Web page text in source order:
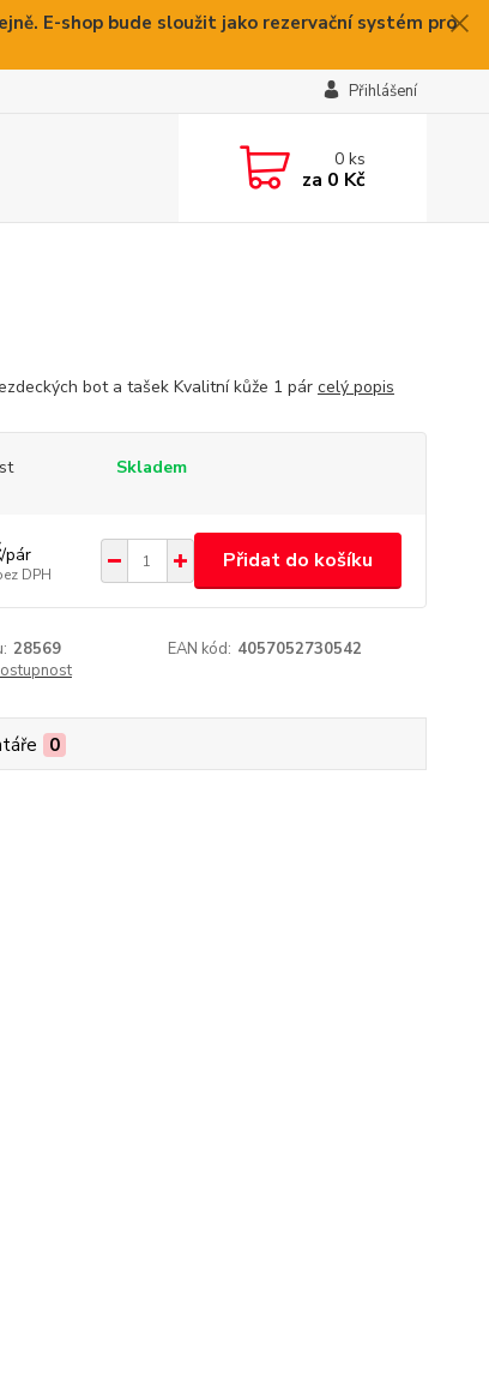
E-shop bude sloužit jako rezervační systém pro
Přihlášení
0ks
za 0 Kč
bot a tašek Kvalitní kůže 1 pár celý popis
Skladem
/pár
DPH
Přidat do košíku
28569 EAN kód: 4057052730542
0